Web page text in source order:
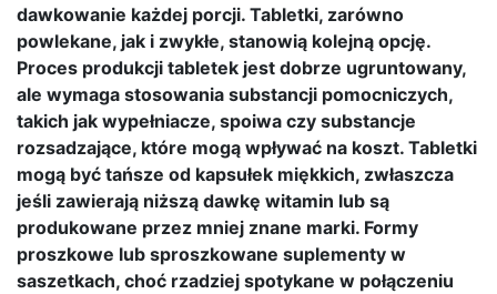
dawkowanie każdej porcji. Tabletki, zarówno
powlekane, jak i zwykłe, stanowią kolejną opcję.
Proces produkcji tabletek jest dobrze ugruntowany,
ale wymaga stosowania substancji pomocniczych,
takich jak wypełniacze, spoiwa czy substancje
rozsadzające, które mogą wpływać na koszt. Tabletki
mogą być tańsze od kapsułek miękkich, zwłaszcza
jeśli zawierają niższą dawkę witamin lub są
produkowane przez mniej znane marki. Formy
proszkowe lub sproszkowane suplementy w
saszetkach, choć rzadziej spotykane w połączeniu